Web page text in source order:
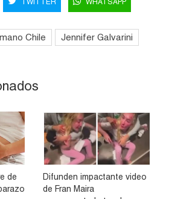
Chile Jennifer Galvarini
de
Difunden impactante video
de Fran Maira